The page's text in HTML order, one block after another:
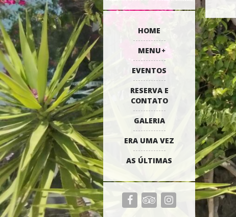
HOME
MENU
EVENTOS
RESERVA E
CONTATO
GALERIA
ERA UMA VEZ
AS ÚLTIMAS